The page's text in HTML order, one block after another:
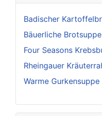
Badischer
Bäuerliche
Four Seasons
Rheingauer
Warme